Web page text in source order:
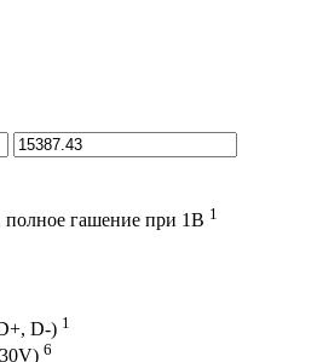
гашение при 1В 1
D-) 1
6